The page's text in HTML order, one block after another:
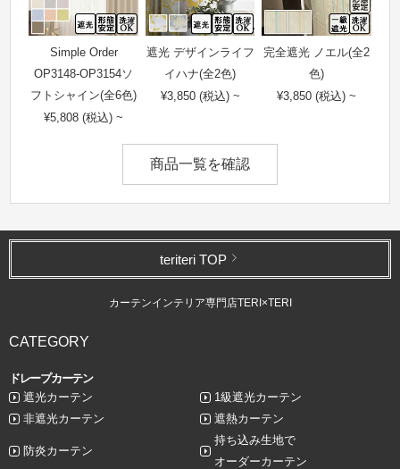
Simple Order
OP3148-OP3154ソ
フトシャイン(全6色)
¥5,808 (税込) ~
遮光 デザインライフ
イハナ(全2色)
¥3,850 (税込) ~
完全遮光 ノエル(全2
色)
¥3,850 (税込) ~
商品一覧を確認
teriteri TOP
カーテンインテリア専門店TERI×TERI
CATEGORY
ドレープカーテン
遮光カーテン
1級遮光カーテン
非遮光カーテン
遮熱カーテン
防炎カーテン
持ち込み生地で
オーダーカーテン